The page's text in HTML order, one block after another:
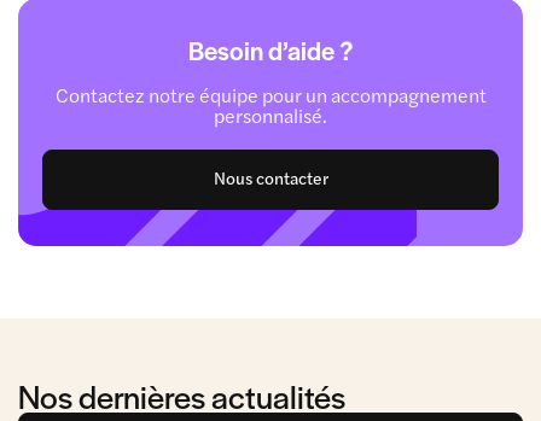
Besoin d’aide ?
Contactez notre équipe pour un accompagnement
personnalisé.
Nous contacter
Nos dernières actualités